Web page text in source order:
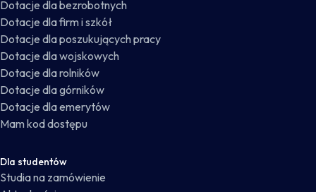
Dotacje dla bezrobotnych
Dotacje dla firm i szkół
Dotacje dla poszukujących pracy
Dotacje dla wojskowych
Dotacje dla rolników
Dotacje dla górników
Dotacje dla emerytów
Mam kod dostępu
Dla studentów
Studia na zamówienie